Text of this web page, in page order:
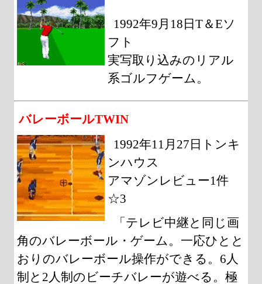
1992年9月18日T＆Eソ
フト
実写取り込みのリアル
系ゴルフゲーム。
バレーボールTWIN
1992年11月27日トンキ
ンハウス
アマゾンレビュー1件
☆3
「テレビ中継と同じ画
角のバレーボール・ゲーム。一応ひとと
おりのバレーボール操作ができる。6人
制と2人制のビーチバレーが遊べる。極